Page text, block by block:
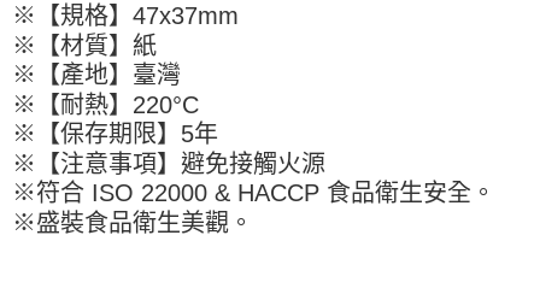
【關於「AFTEE先享後付」】
AFTEE先享後付是「在收到商品之後才付款」的支付方式。 讓您購物簡單
便利好安心！
１．簡單：不需註冊會員、不需綁卡、不需儲值。
２．便利：只要手機號碼，簡訊認證，即可結帳。
３．安心：先確認商品／服務後，再付款。
【「AFTEE先享後付」結帳流程】
１．於結帳方式選擇「AFTEE先享後付」後，將跳轉至「AFTEE先享後付」
結帳頁面，進行簡訊認證並確認金額後，即可完成結帳。
２．訂單成立數日內，您將收到繳費通知簡訊。
ATM付款
運送方式
全家取貨付款-重量限制含紙箱10kg，請控制商品重量在9~9.5
kg
每筆NT$90，滿NT$990(含以上)免運費
付款後全家取貨-重量限制含紙箱10kg，請控制商品重量在9~
※【規格】47x37mm
※【材質】紙
※【產地】臺灣
※【耐熱】220°C
※【保存期限】5年
※【注意事項】避免接觸火源
※符合 ISO 22000 & HACCP 食品衛生安全。
※盛裝食品衛生美觀。